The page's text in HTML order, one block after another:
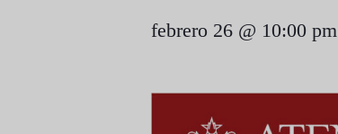
febrero 26 @ 10:00 pm